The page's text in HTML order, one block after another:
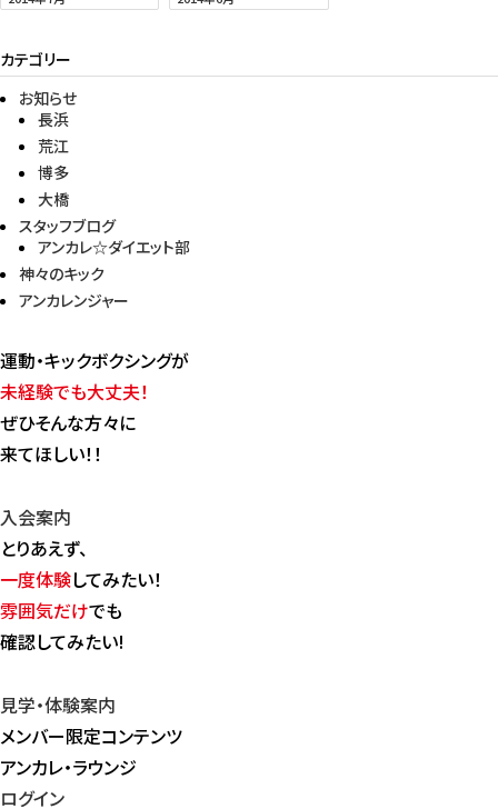
カテゴリー
お知らせ
長浜
荒江
博多
大橋
スタッフブログ
アンカレ☆ダイエット部
神々のキック
アンカレンジャー
運動・キックボクシングが
未経験でも大丈夫！
ぜひそんな方々に
来てほしい！！
入会案内
とりあえず、
一度体験してみたい！
雰囲気だけでも
確認してみたい!
見学・体験案内
メンバー限定コンテンツ
アンカレ・ラウンジ
ログイン